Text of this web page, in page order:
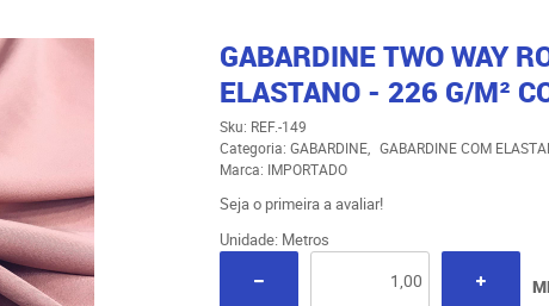
GABARDINE TWO WAY
ELASTANO - 226 G/M²
Sku: REF.-149
Categoria: GABARDINE
GABARDINE COM
Marca: IMPORTADO
Seja o primeira a avaliar!
Unidade: Metros